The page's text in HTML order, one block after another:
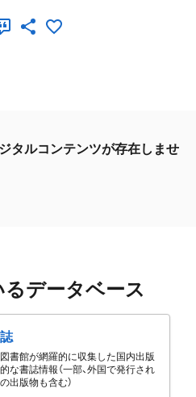
タルコンテンツが存在しませ
データベース
書館が網羅的に収集した国内出版
な書誌情報（一部、外国で発行され
出版物も含む）